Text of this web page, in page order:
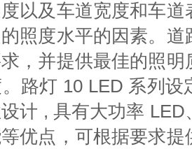
以及车道宽度和车道
照度水平的因素。道
，并提供最佳的照明
路灯 10 LED 系列设
计 , 具有大功率 LED
优点，可根据要求提